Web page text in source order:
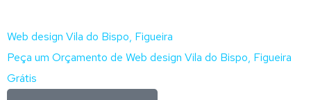
Web design Vila do Bispo, Figueira
Peça um Orçamento de Web design Vila do Bispo, Figueira
Grátis